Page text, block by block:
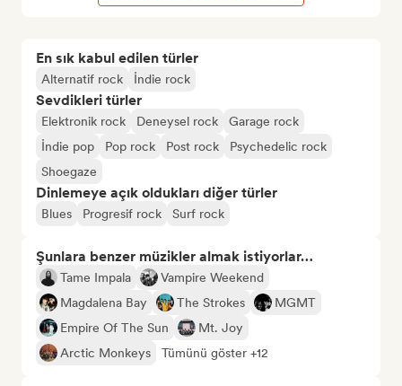
En sık kabul edilen türler
Alternatif rock İndie rock
Sevdikleri türler
Elektronik rock Deneysel rock
Garage rock
İndie pop
Pop rock Post rock
Psychedelic rock
Shoegaze
Dinlemeye açık oldukları diğer türler
Blues Progresif rock Surf rock
Şunlara benzer müzikler almak istiyorlar…
Tame Impala
Vampire Weekend
Magdalena Bay
The Strokes
MGMT
Empire Of The Sun
Mt. Joy
Arctic Monkeys
Tümünü göster +12